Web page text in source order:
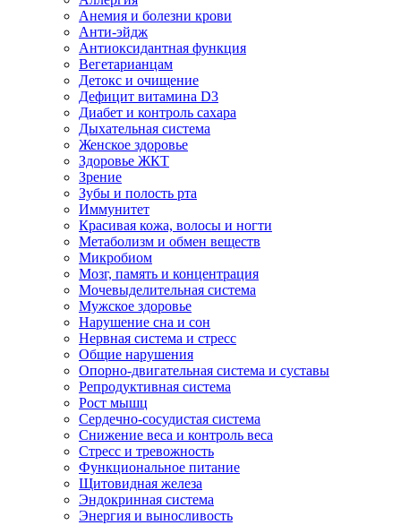
Анемия и болезни крови
Анти-эйдж
Антиоксидантная функция
Вегетарианцам
Детокс и очищение
Дефицит витамина D3
Диабет и контроль сахара
Дыхательная система
Женское здоровье
Здоровье ЖКТ
Зрение
Зубы и полость рта
Иммунитет
Красивая кожа, волосы и ногти
Метаболизм и обмен веществ
Микробиом
Мозг, память и концентрация
Мочевыделительная система
Мужское здоровье
Нарушение сна и сон
Нервная система и стресс
Общие нарушения
Опорно-двигательная система и суставы
Репродуктивная система
Рост мышц
Сердечно-сосудистая система
Снижение веса и контроль веса
Стресс и тревожность
Функциональное питание
Щитовидная железа
Эндокринная система
Энергия и выносливость